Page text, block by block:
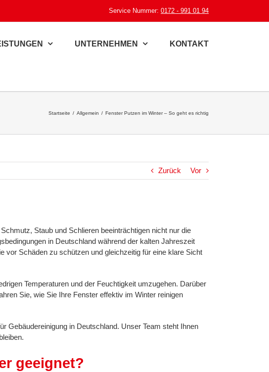
Service Nummer: 0172 - 991 01 94
UNTERNEHMEN KONTAKT
Startseite / Allgemein / Fenster Putzen im Winter – So geht es richtig
Zurück Vor
Staub und Schlieren beeinträchtigen nicht nur die
in Deutschland während der kalten Jahreszeit
vor Schäden zu schützen und gleichzeitig für eine klare Sicht
Temperaturen und der Feuchtigkeit umzugehen. Darüber
Sie, wie Sie Ihre Fenster effektiv im Winter reinigen
Gebäudereinigung in Deutschland. Unser Team steht Ihnen
geeignet?